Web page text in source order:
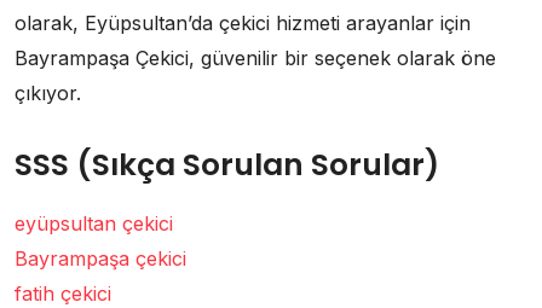
olarak, Eyüpsultan’da çekici hizmeti arayanlar için
Bayrampaşa Çekici, güvenilir bir seçenek olarak öne
çıkıyor.
SSS (Sıkça Sorulan Sorular)
eyüpsultan çekici
Bayrampaşa çekici
fatih çekici